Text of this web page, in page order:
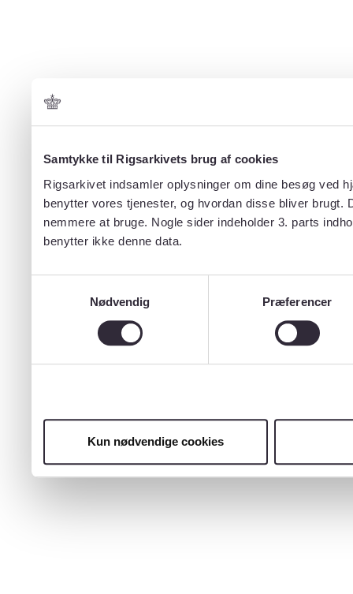
Samtykke til Rigsarkivets brug af cookies
Rigsarkivet indsamler oplysninger om dine besøg ved
benytter vores tjenester, og hvordan disse bliver
nemmere at bruge. Nogle sider indeholder 3. parts
benytter ikke denne data.
Nødvendig
Præferencer
Kun nødvendige cookies